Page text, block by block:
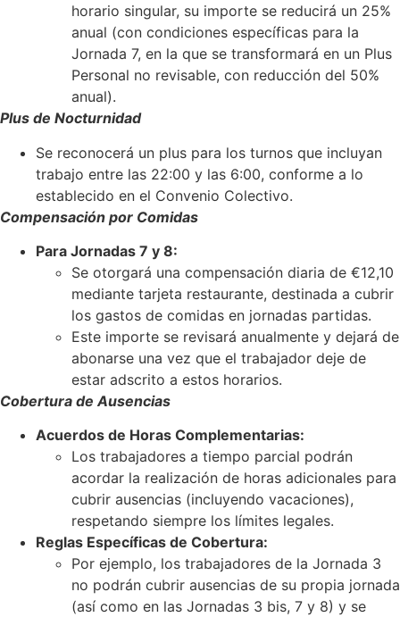
horario singular, su importe se reducirá un 25%
anual (con condiciones específicas para la
Jornada 7, en la que se transformará en un Plus
Personal no revisable, con reducción del 50%
anual).
Plus de Nocturnidad
Se reconocerá un plus para los turnos que incluyan
trabajo entre las 22:00 y las 6:00, conforme a lo
establecido en el Convenio Colectivo.
Compensación por Comidas
Para Jornadas 7 y 8:
Se otorgará una compensación diaria de €12,10
mediante tarjeta restaurante, destinada a cubrir
los gastos de comidas en jornadas partidas.
Este importe se revisará anualmente y dejará de
abonarse una vez que el trabajador deje de
estar adscrito a estos horarios.
Cobertura de Ausencias
Acuerdos de Horas Complementarias:
Los trabajadores a tiempo parcial podrán
acordar la realización de horas adicionales para
cubrir ausencias (incluyendo vacaciones),
respetando siempre los límites legales.
Reglas Específicas de Cobertura:
Por ejemplo, los trabajadores de la Jornada 3
no podrán cubrir ausencias de su propia jornada
(así como en las Jornadas 3 bis, 7 y 8) y se